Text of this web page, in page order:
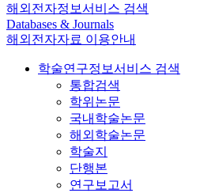
해외전자정보서비스 검색
Databases & Journals
해외전자자료 이용안내
학술연구정보서비스 검색
통합검색
학위논문
국내학술논문
해외학술논문
학술지
단행본
연구보고서